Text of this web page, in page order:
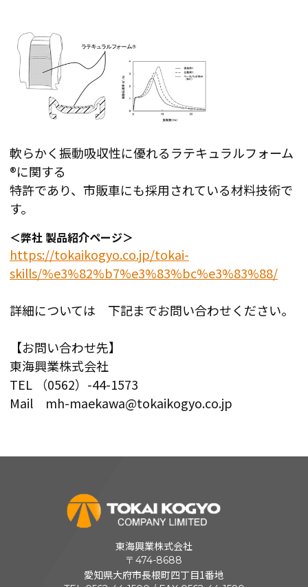
軟らかく振動吸収性に優れるラテキュラルフォーム
®に関する
特許であり、市販車にも採用されている材料技術で
す。
＜弊社 製品紹介ページ＞
https://tokaikogyo.co.jp/tokai-
skills/%e3%82%b7%e3%83%bc%e3%83%88/
詳細については 下記までお問い合わせください。
【お問い合わせ先】
東海興業株式会社
TEL （0562）-44-1573
Mail mh-maekawa@tokaikogyo.co.jp
東海興業株式会社
〒474-8688
愛知県大府市長根町四丁目1番地